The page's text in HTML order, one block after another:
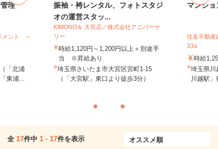
理
メント ＜
「北浦
東浦...
振袖・袴レンタル、フォトスタジ
オの運営スタッ...
KIMONO＆ 大宮店／株式会社アニバーサ
リー
時給1,120円～1,200円以上＋別途手
当 ※昇給あり
埼玉県さいたま市大宮区宮町1-15
（「大宮駅」東口より徒歩3分）
マンシ
住友不動産
33a
時給
埼玉県川
川越駅
全 17件中 1 - 17件を表示